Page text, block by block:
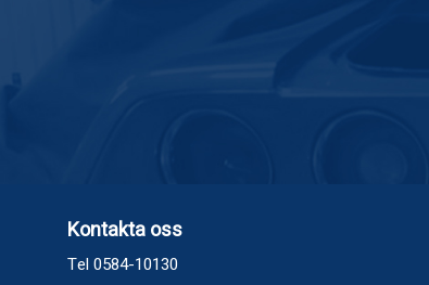
Kontakta oss
Tel 0584-10130